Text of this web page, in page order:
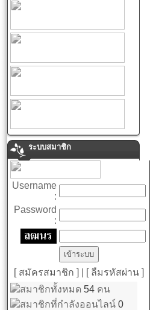
ระบบสมาชิก
Username
:
Password
:
[ สมัครสมาชิก ]
[ ลืมรหัสผ่าน ]
สมาชิกทั้งหมด 54 คน
สมาชิกที่กำลังออนไลน์ 0